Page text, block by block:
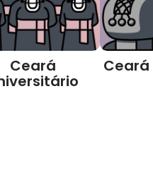
Ceará